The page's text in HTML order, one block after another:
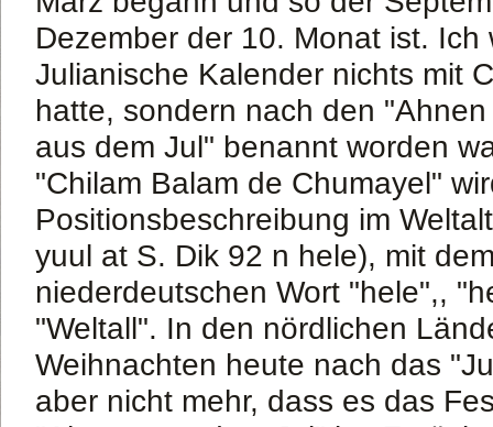
Dezember der 10. Monat ist. Ich
Julianische Kalender nichts mit
hatte, sondern nach den
aus dem Jul" benannt worden
"Chilam Balam de Chumayel"
Positionsbeschreibung im
yuul at S. Dik 92 n hele), mit
niederdeutschen Wort "hele",,
"Weltall". In den nördlichen
Weihnachten heute nach das
aber nicht mehr, dass es das